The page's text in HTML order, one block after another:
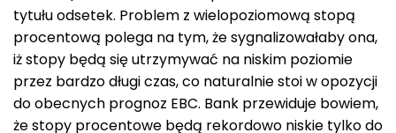
tytułu odsetek. Problem z wielopoziomową stopą
procentową polega na tym, że sygnalizowałaby ona,
iż stopy będą się utrzymywać na niskim poziomie
przez bardzo długi czas, co naturalnie stoi w opozycji
do obecnych prognoz EBC. Bank przewiduje bowiem,
że stopy procentowe będą rekordowo niskie tylko do